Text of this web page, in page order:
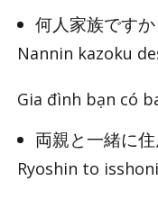
何人家族ですか
Nannin kazoku
Gia đình bạn có
両親と一緒に住
Ryoshin to